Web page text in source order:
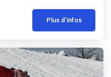
Plus d'infos